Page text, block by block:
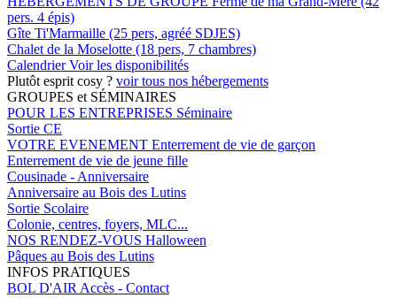
pers. 4 épis)
Gîte Ti'Marmaille (25 pers, agréé SDJES)
Chalet de la Moselotte (18 pers, 7 chambres)
CalendrierVoir les disponibilités
Plutôt esprit cosy ? voir tous nos hébergements
GROUPES et SÉMINAIRES
POUR LES ENTREPRISES Séminaire
Sortie CE
VOTRE EVENEMENT Enterrement de vie de garçon
Enterrement de vie de jeune fille
Cousinade - Anniversaire
Anniversaire au Bois des Lutins
Sortie Scolaire
Colonie, centres, foyers, MLC...
NOS RENDEZ-VOUS Halloween
Pâques au Bois des Lutins
INFOS PRATIQUES
BOL D'AIR Accès - Contact